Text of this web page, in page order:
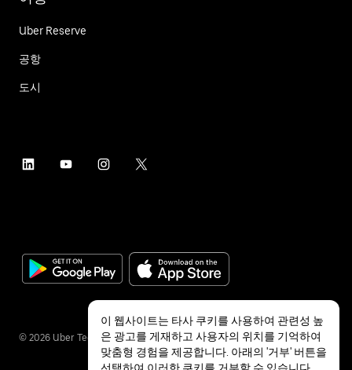
Uber Reserve
공항
도시
© 2026 Uber Technologies Inc.
이 웹사이트는 타사 쿠키를 사용하여 관련성 높
은 광고를 게재하고 사용자의 위치를 기억하여
맞춤형 경험을 제공합니다. 아래의 '거부' 버튼을